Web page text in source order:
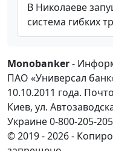
В Николаеве
система гибких
Monobanker-
ПАО «Универсал
10.10.2011 года.
Киев, ул.
Украине 0-800-205-
© 2019 - 2026 -